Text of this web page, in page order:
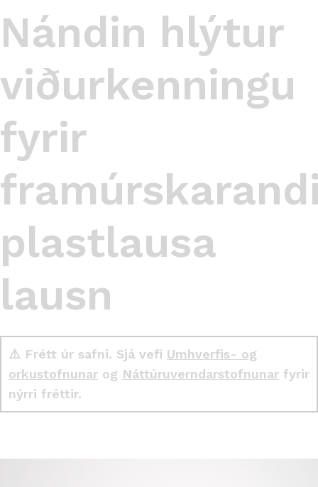
Nándin hlýtur
viðurkenningu
fyrir
plastlausa
lausn
⚠️ Frétt úr safni. Sjá vefi Umhverfis- og
orkustofnunar og Náttúruverndarstofnunar fyrir
nýrri fréttir.